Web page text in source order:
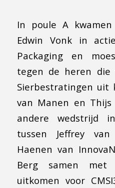
In poule A
Edwin Vonk in
Packaging en
tegen de heren die
Sierbestratingen uit
van Manen en
andere wedstrijd
tussen Jeffrey
Haenen van
Berg samen met
uitkomen voor